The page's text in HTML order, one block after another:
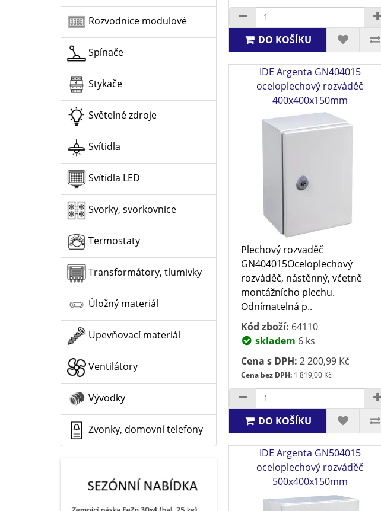
Rozvodnice modulové
Spínače
Stykače
Světelné zdroje
Svítidla
Svítidla LED
Svorky, svorkovnice
Termostaty
Transformátory, tlumivky
Úložný materiál
Upevňovací materiál
Ventilátory
Vývodky
Zvonky, domovní telefony
DO KOŠÍKU
IDE Argenta GN404015
oceloplechový rozváděč
400x400x150mm
Plechový rozvaděč
GN404015Oceloplechový
rozváděč, nástěnný, včetně
montážnícho plechu.
Odnímatelná p..
Kód zboží: 64110
skladem 6 ks
Cena s DPH: 2 200,99 Kč
Cena bez DPH:1 819,00 Kč
DO KOŠÍKU
IDE Argenta GN504015
oceloplechový rozváděč
500x400x150mm